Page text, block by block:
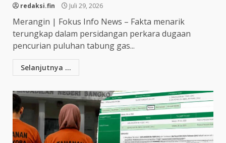
redaksi.fin Juli 29, 2026
Merangin | Fokus Info News – Fakta menarik
terungkap dalam persidangan perkara dugaan
pencurian puluhan tabung gas...
Selanjutnya ...